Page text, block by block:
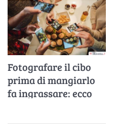
Fotografare il cibo
prima di mangiarlo
fa ingrassare: ecco